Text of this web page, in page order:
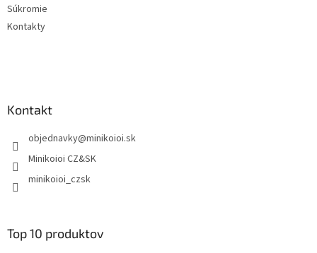
Súkromie
Kontakty
Kontakt
objednavky@minikoioi.sk
Minikoioi CZ&SK
minikoioi_czsk
Top 10 produktov